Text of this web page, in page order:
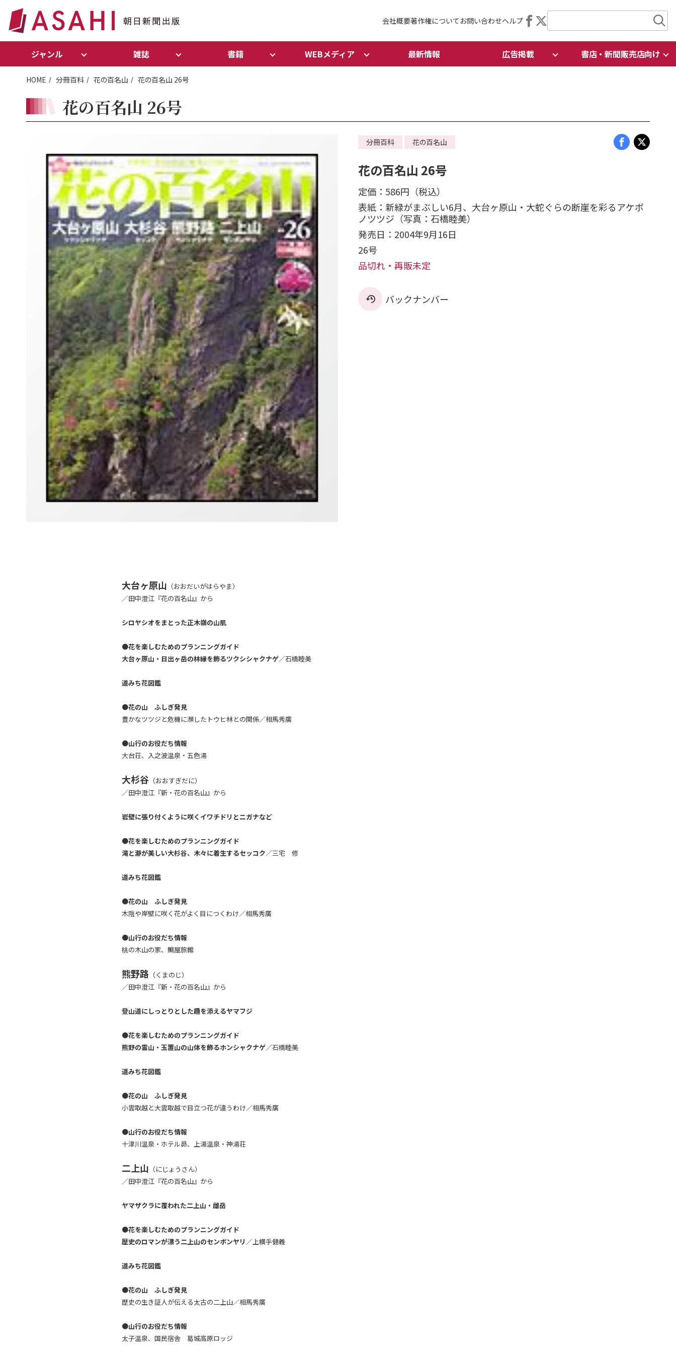
会社概要著作権について お問い合わせヘルプ
ジャンル 雑誌 書籍 WEBメディア 最新情報 広告掲載 書店・新聞販売店向け
HOME 分冊百科 花の百名山 花の百名山 26号
花の百名山 26号
分冊百科 花の百名山
花の百名山 26号
定価：586円（税込）
表紙：新緑がまぶしい6月、大台ヶ原山・大蛇ぐらの断崖を彩るアケボ
ノツツジ（写真：石橋睦美）
発売日：2004年9月16日
26号
品切れ・再販未定
バックナンバー
大台ヶ原山 （おおだいがはらやま）
／田中澄江『花の百名山』から
シロヤシオをまとった正木嶺の山肌
●花を楽しむためのプランニングガイド
大台ヶ原山・日出ヶ岳の林縁を飾るツクシシャクナゲ／石橋睦美
道みち花図鑑
●花の山 ふしぎ発見
豊かなツツジと危機に瀕したトウヒ林との関係／相馬秀廣
●山行のお役だち情報
大台荘、入之波温泉・五色湯
大杉谷 （おおすぎだに）
／田中澄江『新・花の百名山』から
岩壁に張り付くように咲くイワチドリとニガナなど
●花を楽しむためのプランニングガイド
滝と瀞が美しい大杉谷、木々に着生するセッコク／三宅 修
道みち花図鑑
●花の山 ふしぎ発見
木陰や岸壁に咲く花がよく目につくわけ／相馬秀廣
●山行のお役だち情報
桃の木山の家、鯛屋旅館
熊野路 （くまのじ）
／田中澄江『新・花の百名山』から
登山道にしっとりとした趣を添えるヤマフジ
●花を楽しむためのプランニングガイド
熊野の霊山・玉置山の山体を飾るホンシャクナゲ／石橋睦美
道みち花図鑑
●花の山 ふしぎ発見
小雲取越と大雲取越で目立つ花が違うわけ／相馬秀廣
●山行のお役だち情報
十津川温泉・ホテル昴、上湯温泉・神湯荘
二上山 （にじょうさん）
／田中澄江『花の百名山』から
ヤマザクラに覆われた二上山・雌岳
●花を楽しむためのプランニングガイド
歴史のロマンが漂う二上山のセンボンヤリ ／上横手健義
道みち花図鑑
●花の山 ふしぎ発見
歴史の生き証人が伝える太古の二上山／相馬秀廣
●山行のお役だち情報
太子温泉、国民宿舎 葛城高原ロッジ